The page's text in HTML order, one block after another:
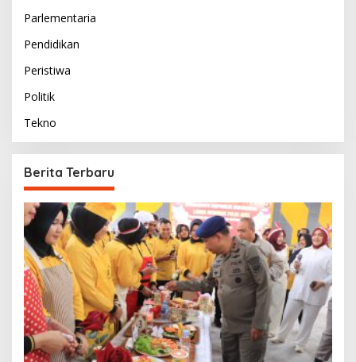
Parlementaria
Pendidikan
Peristiwa
Politik
Tekno
Berita Terbaru